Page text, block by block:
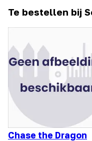
Te bestellen bij
Chase the Dragon